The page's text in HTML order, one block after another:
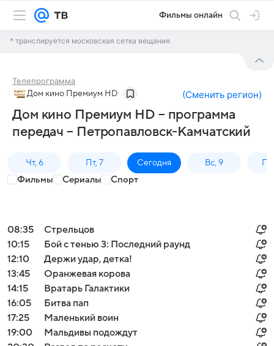
Фильмы онлайн
* транслируется московская сетка вещания
Телепрограмма
Дом кино Премиум HD (Сменить регион)
Дом кино Премиум HD – программа
передач – Петропавловск-Камчатский
Чт, 6 Пт, 7 Сегодня Вс, 9
Фильмы Сериалы Спорт
08:35
Стрельцов
10:15
Бой с тенью 3: Последний раунд
12:10
Держи удар, детка!
13:45
Оранжевая корова
14:15
Вратарь Галактики
16:05
Битва пап
17:25
Маленький воин
19:00
Мальдивы подождут